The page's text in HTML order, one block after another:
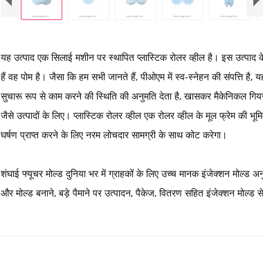
यह उत्पाद एक सिलाई मशीन पर स्थापित प्लास्टिक रोलर व्हील है। इस
हैं वह पोम है। जैसा कि हम सभी जानते हैं, पीओएम में स्व-स्नेहन की संपत्ति है,
सुचारू रूप से काम करने की स्थिति की अनुमति देता है, खासकर मैकेनिकल
जैसे उत्पादों के लिए। प्लास्टिक रोलर व्हील एक रोलर व्हील के मूल फ्रेम की
घर्षण प्राप्त करने के लिए नरम लोचदार सामग्री के साथ कोट करेगा।
शंघाई फ्यूचर मोल्ड दुनिया भर में ग्राहकों के लिए उच्च मानक इंजेक्शन मोल्ड
और मोल्ड बनाने, बड़े पैमाने पर उत्पादन, पैकेज, वितरण सहित इंजेक्शन